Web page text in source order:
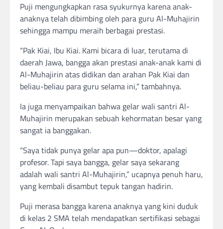
Puji mengungkapkan rasa syukurnya karena anak-
anaknya telah dibimbing oleh para guru Al-Muhajirin
sehingga mampu meraih berbagai prestasi.
“Pak Kiai, Ibu Kiai. Kami bicara di luar, terutama di
daerah Jawa, bangga akan prestasi anak-anak kami di
Al-Muhajirin atas didikan dan arahan Pak Kiai dan
beliau-beliau para guru selama ini,” tambahnya.
Ia juga menyampaikan bahwa gelar wali santri Al-
Muhajirin merupakan sebuah kehormatan besar yang
sangat ia banggakan.
“Saya tidak punya gelar apa pun—doktor, apalagi
profesor. Tapi saya bangga, gelar saya sekarang
adalah wali santri Al-Muhajirin,” ucapnya penuh haru,
yang kembali disambut tepuk tangan hadirin.
Puji merasa bangga karena anaknya yang kini duduk
di kelas 2 SMA telah mendapatkan sertifikasi sebagai